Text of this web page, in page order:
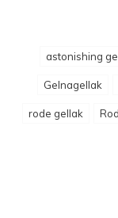
astonishing
Gelnagellak
rode gellak